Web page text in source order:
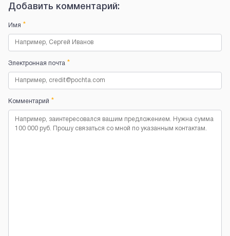
Добавить комментарий:
Имя *
Электронная почта *
Комментарий *